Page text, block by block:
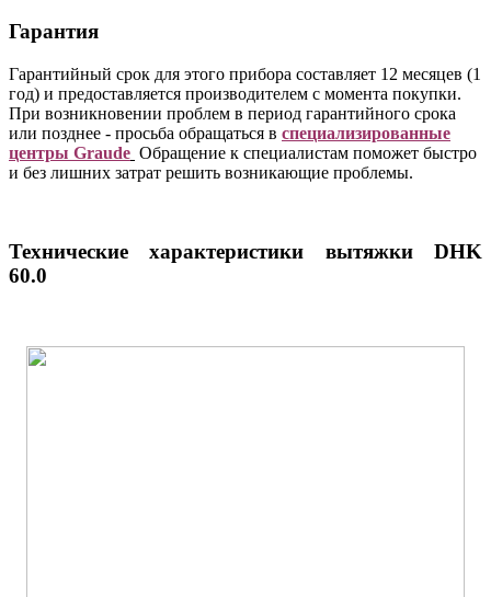
Гарантия
Гарантийный срок для этого прибора составляет 12 месяцев (1
год) и предоставляется производителем с момента покупки.
При возникновении проблем в период гарантийного срока
или позднее - просьба обращаться в специализированные
центры Graude Обращение к специалистам поможет быстро
и без лишних затрат решить возникающие проблемы.
Технические характеристики вытяжки DHK
60.0